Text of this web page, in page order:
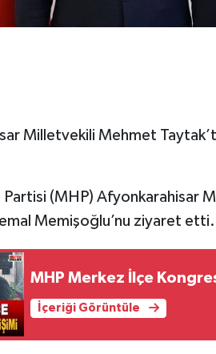
Milletvekili Mehmet
(MHP) Afyonkarahisar
Memişoğlu’nu ziyaret etti.
MHP Merkez İlçe
İçeriği Görüntüle